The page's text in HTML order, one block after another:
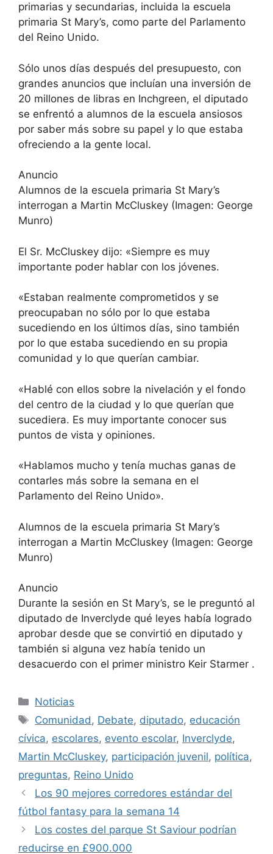
primarias y secundarias, incluida la escuela
primaria St Mary’s, como parte del Parlamento
del Reino Unido.
Sólo unos días después del presupuesto, con
grandes anuncios que incluían una inversión de
20 millones de libras en Inchgreen, el diputado
se enfrentó a alumnos de la escuela ansiosos
por saber más sobre su papel y lo que estaba
ofreciendo a la gente local.
Anuncio
Alumnos de la escuela primaria St Mary’s
interrogan a Martin McCluskey (Imagen: George
Munro)
El Sr. McCluskey dijo: «Siempre es muy
importante poder hablar con los jóvenes.
«Estaban realmente comprometidos y se
preocupaban no sólo por lo que estaba
sucediendo en los últimos días, sino también
por lo que estaba sucediendo en su propia
comunidad y lo que querían cambiar.
«Hablé con ellos sobre la nivelación y el fondo
del centro de la ciudad y lo que querían que
sucediera. Es muy importante conocer sus
puntos de vista y opiniones.
«Hablamos mucho y tenía muchas ganas de
contarles más sobre la semana en el
Parlamento del Reino Unido».
Alumnos de la escuela primaria St Mary’s
interrogan a Martin McCluskey (Imagen: George
Munro)
Anuncio
Durante la sesión en St Mary’s, se le preguntó al
diputado de Inverclyde qué leyes había logrado
aprobar desde que se convirtió en diputado y
también si alguna vez había tenido un
desacuerdo con el primer ministro Keir Starmer .
Categorías
Noticias
Etiquetas
Comunidad, Debate, diputado, educación
cívica, escolares, evento escolar, Inverclyde,
Martin McCluskey, participación juvenil, política,
preguntas, Reino Unido
Los 90 mejores corredores estándar del
fútbol fantasy para la semana 14
Los costes del parque St Saviour podrían
reducirse en £900.000